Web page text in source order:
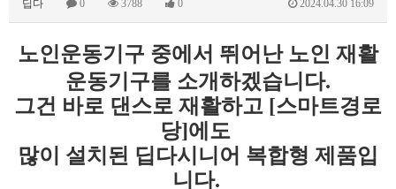
딥다 0 3788 0 2024.04.30 16:09
노인운동기구 중에서 뛰어난 노인 재활
운동기구를 소개하겠습니다.
그건 바로 댄스로 재활하고 [스마트경로
당]에도
많이 설치된 딥다시니어 복합형 제품입
니다.